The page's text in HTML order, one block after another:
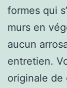
formes qui
murs en
aucun
entretien.
originale de